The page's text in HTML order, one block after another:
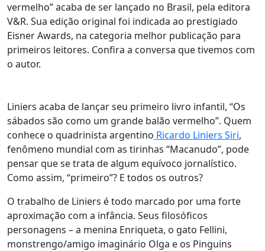
vermelho” acaba de ser lançado no Brasil, pela editora
V&R. Sua edição original foi indicada ao prestigiado
Eisner Awards, na categoria melhor publicação para
primeiros leitores. Confira a conversa que tivemos com
o autor.
Liniers acaba de lançar seu primeiro livro infantil, “Os
sábados são como um grande balão vermelho”. Quem
conhece o quadrinista argentino Ricardo Liniers Siri,
fenômeno mundial com as tirinhas “Macanudo”, pode
pensar que se trata de algum equívoco jornalístico.
Como assim, “primeiro”? E todos os outros?
O trabalho de Liniers é todo marcado por uma forte
aproximação com a infância. Seus filosóficos
personagens – a menina Enriqueta, o gato Fellini,
monstrengo/amigo imaginário Olga e os Pinguins